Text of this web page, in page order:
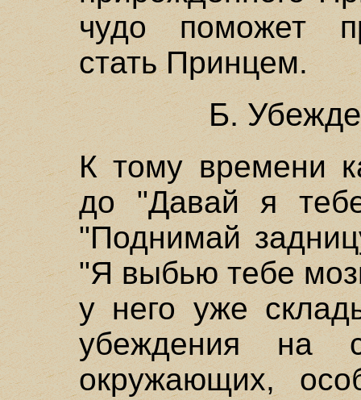
чудо поможет
стать Принцем.
Б.
К тому времени
до "Давай я
"Поднимай
"Я выбью тебе
у него уже
убеждения на
окружающих,